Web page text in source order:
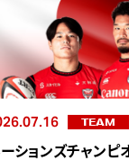
TEAM
ションズチャンピ